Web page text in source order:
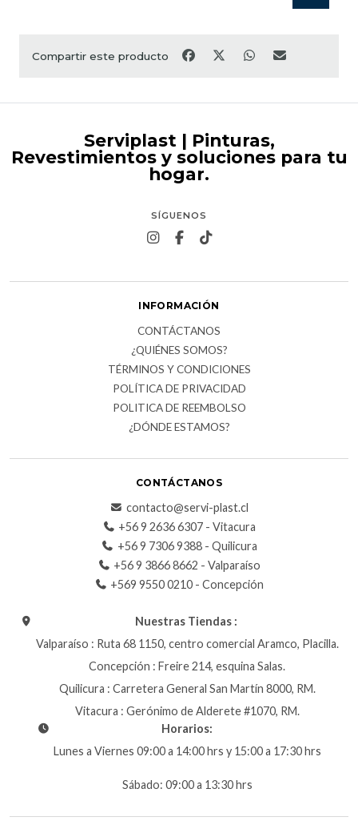
Compartir este producto
Serviplast | Pinturas,
Revestimientos y soluciones para tu
hogar.
SÍGUENOS
INFORMACIÓN
CONTÁCTANOS
¿QUIÉNES SOMOS?
TÉRMINOS Y CONDICIONES
POLÍTICA DE PRIVACIDAD
POLITICA DE REEMBOLSO
¿DÓNDE ESTAMOS?
CONTÁCTANOS
contacto@servi-plast.cl
+56 9 2636 6307 - Vitacura
+56 9 7306 9388 - Quilicura
+56 9 3866 8662 - Valparaíso
+569 9550 0210 - Concepción
Nuestras Tiendas :
Valparaíso : Ruta 68 1150, centro comercial Aramco, Placilla.
Concepción : Freire 214, esquina Salas.
Quilicura : Carretera General San Martín 8000, RM.
Vitacura : Gerónimo de Alderete #1070, RM.
Horarios:
Lunes a Viernes 09:00 a 14:00 hrs y 15:00 a 17:30 hrs
Sábado: 09:00 a 13:30 hrs